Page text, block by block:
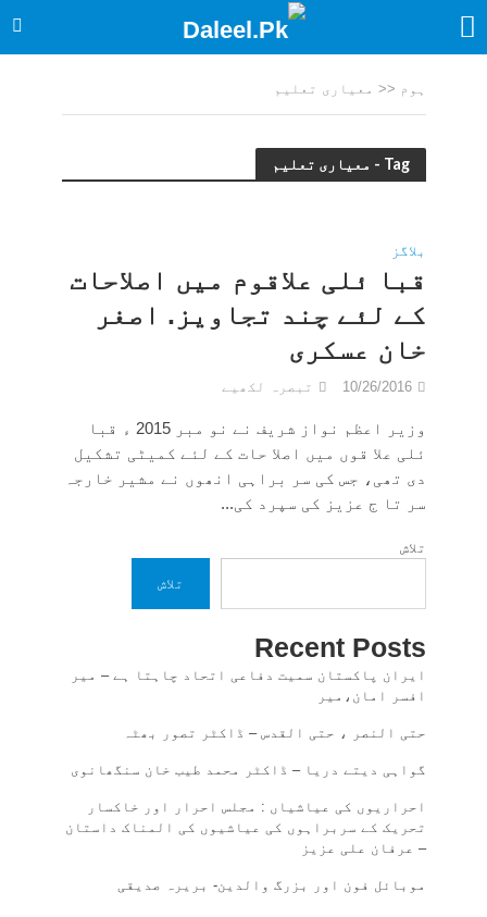
ہوم << معیاری تعلیم
Tag - معیاری تعلیم
بلاگز
قبا ئلی علاقوم میں اصلاحات
کے لئے چند تجاویز. اصغر
خان عسکری
10/26/2016 تبصرہ لکھیے
وزیر اعظم نواز شریف نے نو مبر 2015 ء قبا
ئلی علا قوں میں اصلا حات کے لئے کمیٹی تشکیل
دی تھی، جس کی سر براہی انھوں نے مشیر خارجہ
سر تا ج عزیز کی سپرد کی...
تلاش
تلاش
Recent Posts
ایران پاکستان سمیت دفاعی اتحاد چاہتا ہے – میر
افسر امان،میر
حتی النصر ، حتی القدس – ڈاکٹر تصور بھٹہ
گواہی دیتے دریا – ڈاکٹر محمد طیب خان سنگھانوی
احراریوں کی عیاشیاں : مجلس احرار اور خاکسار
تحریک کے سربراہوں کی عیاشیوں کی المناک داستان
– عرفان علی عزیز
موبائل فون اور بزرگ والدین- بریرہ صدیقی